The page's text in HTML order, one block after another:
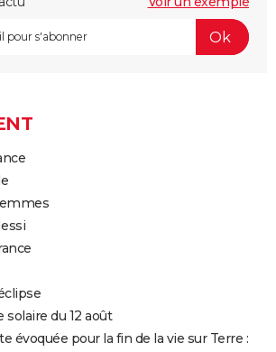
solaire du 12 août
évoquée pour la fin de la vie sur Terre :